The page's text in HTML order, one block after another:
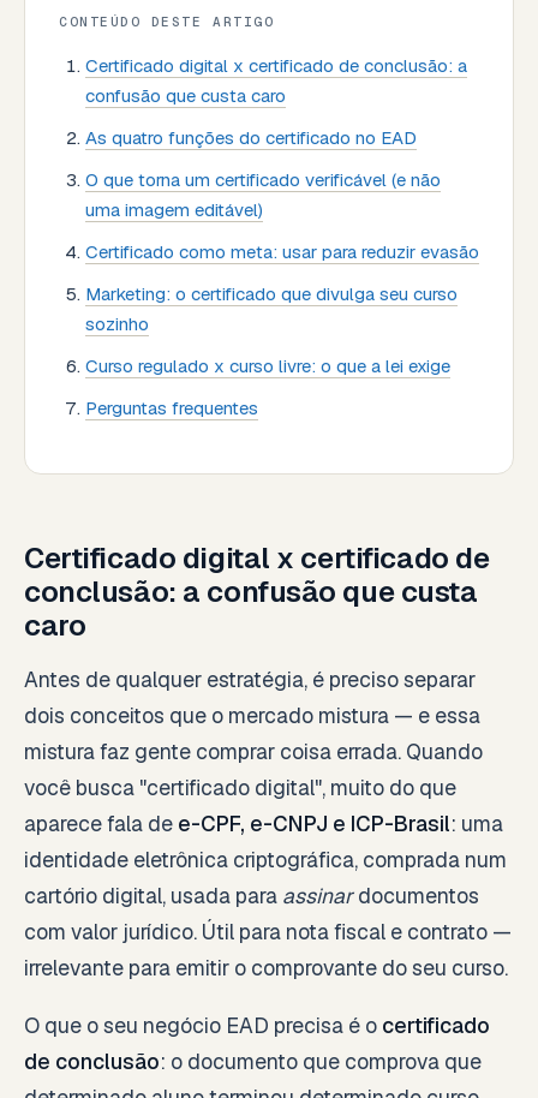
CONTEÚDO DESTE ARTIGO
Certificado digital x certificado de conclusão: a
confusão que custa caro
As quatro funções do certificado no EAD
O que torna um certificado verificável (e não
uma imagem editável)
Certificado como meta: usar para reduzir evasão
Marketing: o certificado que divulga seu curso
sozinho
Curso regulado x curso livre: o que a lei exige
Perguntas frequentes
Certificado digital x certificado de
conclusão: a confusão que custa
caro
Antes de qualquer estratégia, é preciso separar
dois conceitos que o mercado mistura — e essa
mistura faz gente comprar coisa errada. Quando
você busca "certificado digital", muito do que
aparece fala de e-CPF, e-CNPJ e ICP-Brasil: uma
identidade eletrônica criptográfica, comprada num
cartório digital, usada para assinardocumentos
com valor jurídico. Útil para nota fiscal e contrato —
irrelevante para emitir o comprovante do seu curso.
O que o seu negócio EAD precisa é o certificado
de conclusão: o documento que comprova que